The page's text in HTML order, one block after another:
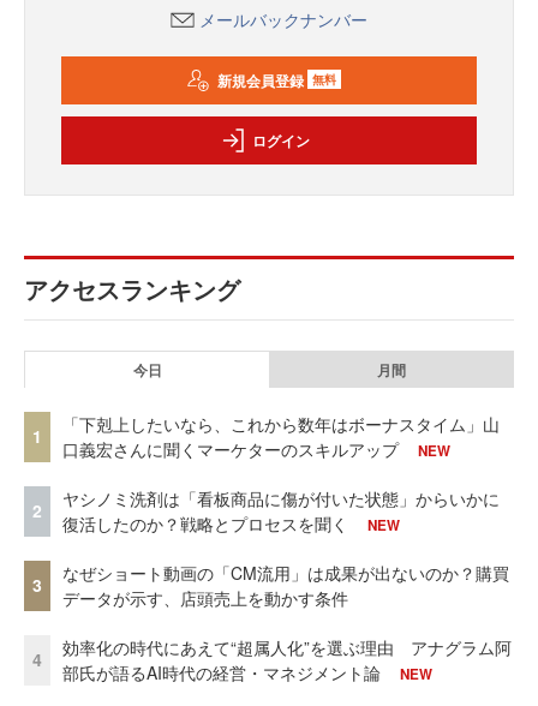
メールバックナンバー
新規会員登録 無料
ログイン
アクセスランキング
今日 月間
1
「下剋上したいなら、これから数年はボーナスタイム」山
口義宏さんに聞くマーケターのスキルアップ
NEW
2
ヤシノミ洗剤は「看板商品に傷が付いた状態」からいかに
復活したのか？戦略とプロセスを聞く
NEW
3
なぜショート動画の「CM流用」は成果が出ないのか？購買
データが示す、店頭売上を動かす条件
4
効率化の時代にあえて“超属人化”を選ぶ理由 アナグラム阿
部氏が語るAI時代の経営・マネジメント論
NEW